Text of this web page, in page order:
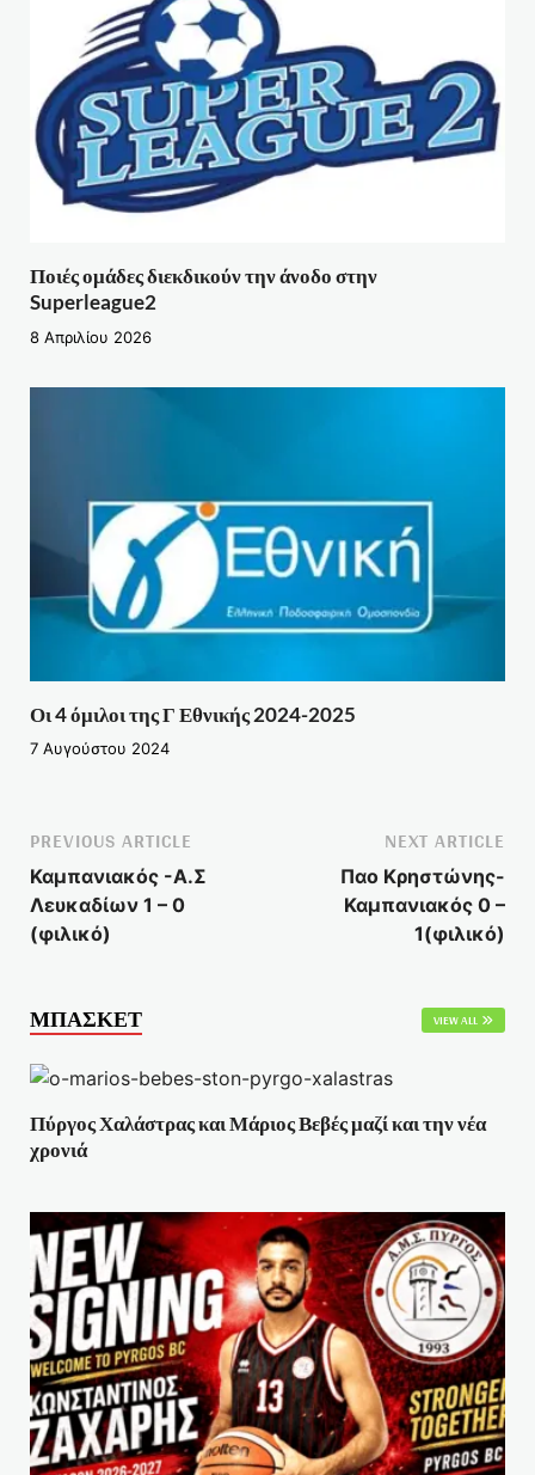
Ποιές ομάδες διεκδικούν την άνοδο στην
Superleague2
8 Απριλίου 2026
Οι 4 όμιλοι της Γ Εθνικής 2024-2025
7 Αυγούστου 2024
PREVIOUS ARTICLE
Καμπανιακός -Α.Σ
Λευκαδίων 1 – 0
(φιλικό)
NEXT ARTICLE
Παο Κρηστώνης-
Καμπανιακός 0 –
1(φιλικό)
ΜΠΑΣΚΕΤ VIEW ALL
Πύργος Χαλάστρας και Μάριος Βεβές μαζί και την νέα
χρονιά